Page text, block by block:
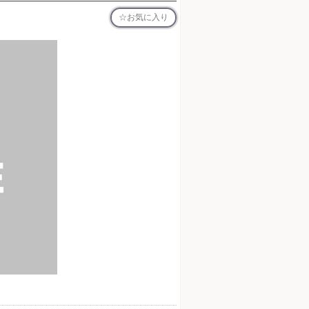
お気に入り